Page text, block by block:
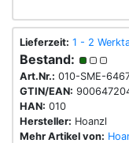
Lieferzeit: 1 - 2
Bestand:
Art.Nr.: 010-SME-
GTIN/EAN:
HAN: 010
Hersteller: Hoanzl
Mehr Artikel von: